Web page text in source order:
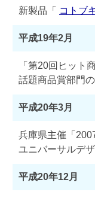
新製品「 コトブ
平成19年2月
「第20回ヒット
話題商品賞部門
平成20年3月
兵庫県主催「
ユニバーサルデ
平成20年12月